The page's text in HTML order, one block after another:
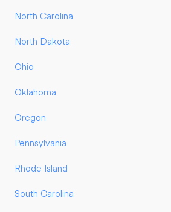
North Carolina
North Dakota
Ohio
Oklahoma
Oregon
Pennsylvania
Rhode Island
South Carolina